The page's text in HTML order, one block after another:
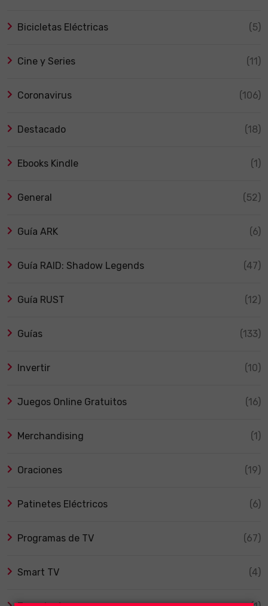
Bicicletas Eléctricas (5)
Cine y Series (11)
Coronavirus (106)
Destacado (18)
Ebooks Kindle (1)
General (52)
Guía ARK (6)
Guía RAID: Shadow Legends (47)
Guía RUST (12)
Guías (133)
Invertir (10)
Juegos Online Gratuitos (16)
Merchandising (1)
Oraciones (19)
Patinetes Eléctricos (6)
Programas de TV (67)
Smart TV (4)